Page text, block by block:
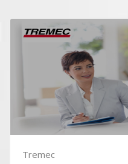
Tremec